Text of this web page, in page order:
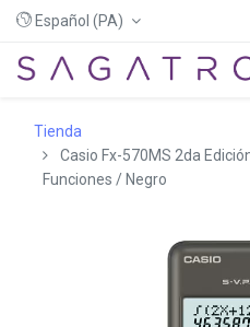
Español (PA)
Tienda
Casio Fx-570MS 2da
Funciones / Negro